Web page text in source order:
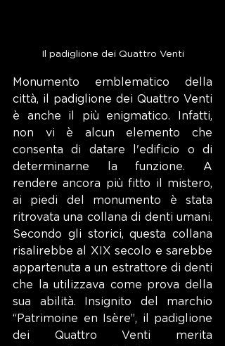
Il padiglione dei Quattro Venti
Monumento emblematico della
città, il padiglione dei Quattro Venti
è anche il più enigmatico. Infatti,
non vi è alcun elemento che
consenta di datare l'edificio o di
determinarne la funzione. A
rendere ancora più fitto il mistero,
ai piedi del monumento è stata
ritrovata una collana di denti umani.
Secondo gli storici, questa collana
risalirebbe al XIX secolo e sarebbe
appartenuta a un estrattore di denti
che la utilizzava come prova della
sua abilità. Insignito del marchio
“Patrimoine en Isère”, il padiglione
dei Quattro Venti merita